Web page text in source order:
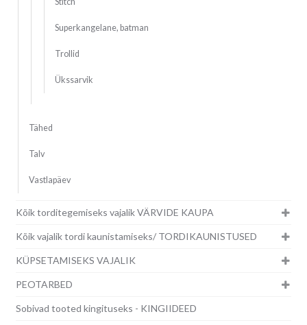
Superkangelane, batman
Trollid
Ükssarvik
Tähed
Talv
Vastlapäev
Kõik torditegemiseks vajalik VÄRVIDE KAUPA
Kõik vajalik tordi kaunistamiseks/ TORDIKAUNISTUSED
KÜPSETAMISEKS VAJALIK
PEOTARBED
Sobivad tooted kingituseks - KINGIIDEED